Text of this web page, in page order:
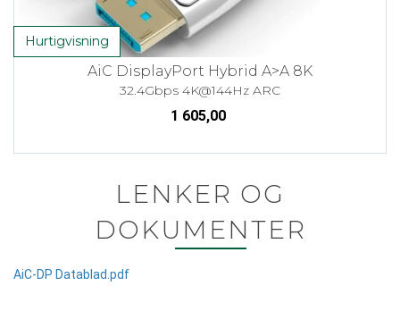
Hurtigvisning
AiC DisplayPort Hybrid A>A 8K
32.4Gbps 4K@144Hz ARC
1 605,00
LENKER OG
DOKUMENTER
AiC-DP Datablad.pdf